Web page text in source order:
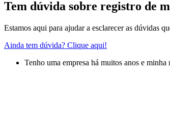
Tem dúvida sobre registro de
Estamos aqui para ajudar a esclarecer as dúvidas
Ainda tem dúvida? Clique aqui!
Tenho uma empresa há muitos anos e